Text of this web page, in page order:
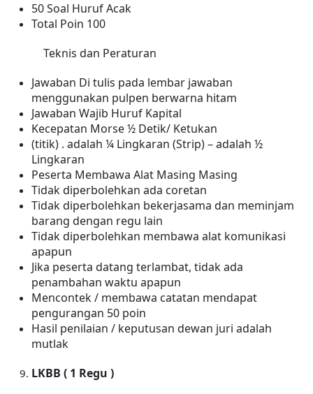
50 Soal Huruf Acak
Total Poin 100
Teknis dan Peraturan
Jawaban Di tulis pada lembar jawaban
menggunakan pulpen berwarna hitam
Jawaban Wajib Huruf Kapital
Kecepatan Morse ½ Detik/ Ketukan
(titik) . adalah ¼ Lingkaran (Strip)– adalah ½
Lingkaran
Peserta Membawa Alat Masing Masing
Tidak diperbolehkan ada coretan
Tidak diperbolehkan bekerjasama dan meminjam
barang dengan regu lain
Tidak diperbolehkan membawa alat komunikasi
apapun
Jika peserta datang terlambat, tidak ada
penambahan waktu apapun
Mencontek / membawa catatan mendapat
pengurangan 50 poin
Hasil penilaian / keputusan dewan juri adalah
mutlak
LKBB ( 1 Regu )